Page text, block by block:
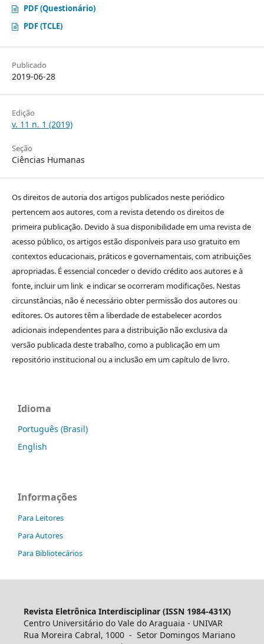
PDF (Questionário)
PDF (TCLE)
Publicado
2019-06-28
Edição
v. 11 n. 1 (2019)
Seção
Ciências Humanas
Os direitos de autoria dos artigos publicados neste periódico
pertencem aos autores, com a revista detendo os direitos de
primeira publicação. Devido à sua disponibilidade em uma revista de
acesso público, os artigos estão disponíveis para uso gratuito em
contextos educacionais, práticos e governamentais, com atribuições
apropriadas. É essencial conceder o devido crédito aos autores e à
fonte, incluir um link e indicar se ocorreram modificações. Nestas
circunstâncias, não é necessário obter permissão dos autores ou
editores. Os autores têm a liberdade de estabelecer acordos
adicionais independentes para a distribuição não exclusiva da
versão publicada deste trabalho, como a publicação em um
repositório institucional ou a inclusão em um capítulo de livro.
Idioma
Português (Brasil)
English
Informações
Para Leitores
Para Autores
Para Bibliotecários
Revista Eletrônica Interdisciplinar (ISSN 1984-431X)
Centro Universitário do Vale do Araguaia - UNIVAR
Rua Moreira Cabral, 1000 - Setor Domingos Mariano